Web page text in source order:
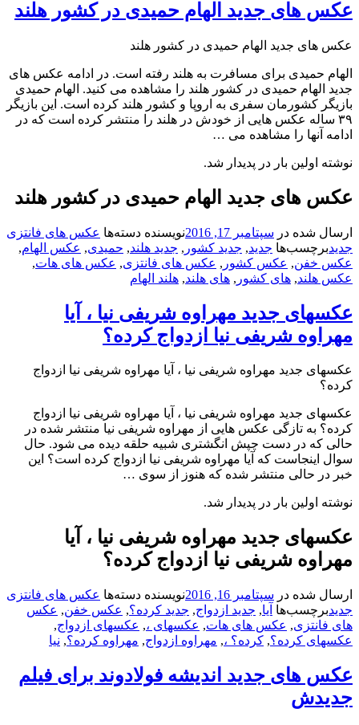
های جدید الهام حمیدی در کشور هلند
های جدید الهام حمیدی در کشور هلند
حمیدی برای مسافرت به هلند رفته است. در ادامه عکس های
الهام حمیدی در کشور هلند را مشاهده می کنید. الهام حمیدی
کشورمان سفری به اروپا و کشور هلند کرده است. این بازیگر
ساله عکس هایی از خودش در هلند را منتشر کرده است که در
آنها را مشاهده می …
اولین بار در پدیدار شد.
های جدید الهام حمیدی در کشور هلند
شده درسپتامبر 17, 2016 نویسندهدسته‌هاعکس های فانتزی
برچسب‌هاجدید ,جدید کشور,جدید هلند ,حمیدی,عکس الهام
خفن ,عکس کشور,عکس های فانتزی,عکس های هات ,
هلند ,های کشور,های هلند ,هلند الهام
جدید مهراوه شریفی نیا ، آیا
شریفی نیا ازدواج کرده؟
جدید مهراوه شریفی نیا ، آیا مهراوه شریفی نیا ازدواج
جدید مهراوه شریفی نیا ، آیا مهراوه شریفی نیا ازدواج
به تازگی عکس هایی از مهراوه شریفی نیا منتشر شده در
که در دست چپش انگشتری شبیه حلقه دیده می شود. حال
اینجاست که آیا مهراوه شریفی نیا ازدواج کرده است؟ این
در حالی منتشر شده که هنوز از سوی …
اولین بار در پدیدار شد.
جدید مهراوه شریفی نیا ، آیا
شریفی نیا ازدواج کرده؟
شده درسپتامبر 16, 2016 نویسندهدسته‌هاعکس های فانتزی
برچسب‌هاآیا,جدید ازدواج ,جدید کرده؟,عکس خفن ,عکس
فانتزی,عکس های هات ,عکسهای ،,عکسهای ازدواج ,
کرده؟,کرده؟ ،,مهراوه ازدواج ,مهراوه کرده؟,نیا
های جدید اندیشه فولادوند برای فیلم